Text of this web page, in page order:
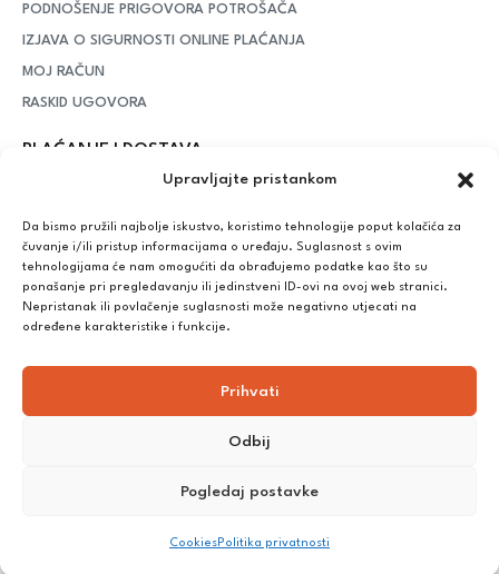
Upravljajte pristankom
Da bismo pružili najbolje iskustvo, koristimo tehnologije poput kolačića za
čuvanje i/ili pristup informacijama o uređaju. Suglasnost s ovim
tehnologijama će nam omogućiti da obrađujemo podatke kao što su
ponašanje pri pregledavanju ili jedinstveni ID-ovi na ovoj web stranici.
Nepristanak ili povlačenje suglasnosti može negativno utjecati na
određene karakteristike i funkcije.
Prihvati
Odbij
Pogledaj postavke
CookiesPolitika privatnosti
PODNOŠENJE PRIGOVORA POTROŠAČA
IZJAVA O SIGURNOSTI ONLINE PLAĆANJA
MOJ RAČUN
RASKID UGOVORA
PLAĆANJE I DOSTAVA
– iznad potrošenih 55 eura dostava je
Plaćanje:
Bankovna transakcija, plaćanje prilikom preuzimanja, CorvusPay
d.o.o.